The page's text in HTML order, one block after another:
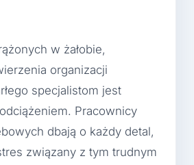
w żałobie,
organizacji
specjalistom jest
Pracownicy
dbają o każdy detal,
związany z tym trudnym